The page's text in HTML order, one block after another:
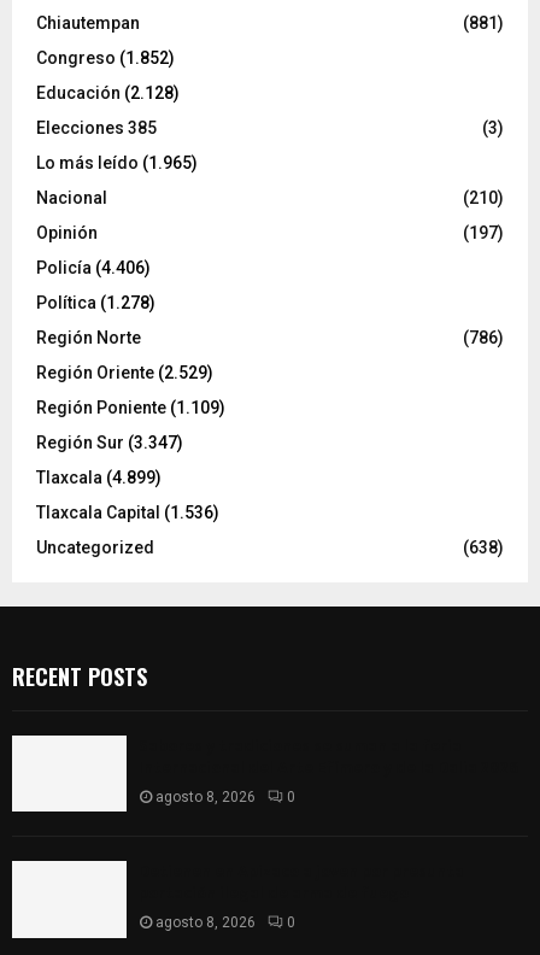
Chiautempan
(881)
Congreso (1.852)
Educación (2.128)
Elecciones 385
(3)
Lo más leído (1.965)
Nacional
(210)
Opinión
(197)
Policía (4.406)
Política (1.278)
Región Norte
(786)
Región Oriente (2.529)
Región Poniente (1.109)
Región Sur (3.347)
Tlaxcala (4.899)
Tlaxcala Capital (1.536)
Uncategorized
(638)
RECENT POSTS
agosto 8, 2026 0
agosto 8, 2026 0